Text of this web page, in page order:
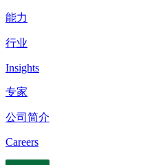
能力
行业
Insights
专家
公司简介
Careers